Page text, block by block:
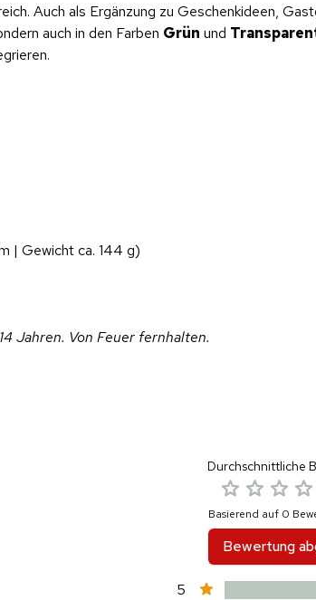
Auch als Ergänzung zu Geschenkideen,
auch in den Farben Grün und
| Gewicht ca. 144 g)
Jahren. Von Feuer fernhalten.
Durchschnittliche
Basierend auf 0
Bewertung
5